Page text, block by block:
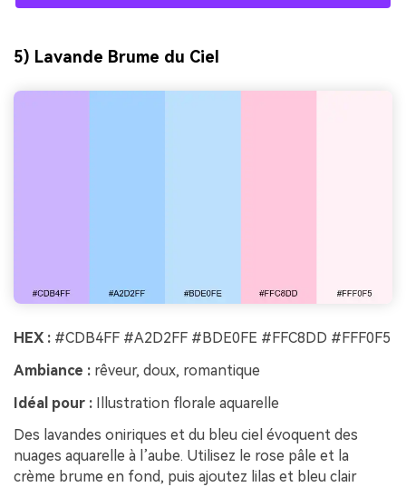
5) Lavande Brume du Ciel
HEX : #CDB4FF #A2D2FF #BDE0FE #FFC8DD #FFF0F5
Ambiance : rêveur, doux, romantique
Idéal pour : Illustration florale aquarelle
Des lavandes oniriques et du bleu ciel évoquent des
nuages aquarelle à l’aube. Utilisez le rose pâle et la
crème brume en fond, puis ajoutez lilas et bleu clair